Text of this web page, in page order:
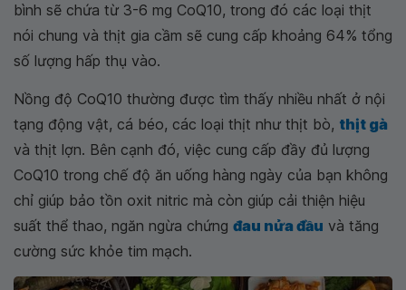
bình sẽ chứa từ 3-6 mg CoQ10, trong đó các loại thịt
nói chung và thịt gia cầm sẽ cung cấp khoảng 64% tổng
số lượng hấp thụ vào.
Nồng độ CoQ10 thường được tìm thấy nhiều nhất ở nội
tạng động vật, cá béo, các loại thịt như thịt bò, thịt gà
và thịt lợn. Bên cạnh đó, việc cung cấp đầy đủ lượng
CoQ10 trong chế độ ăn uống hàng ngày của bạn không
chỉ giúp bảo tồn oxit nitric mà còn giúp cải thiện hiệu
suất thể thao, ngăn ngừa chứng đau nửa đầu và tăng
cường sức khỏe tim mạch.